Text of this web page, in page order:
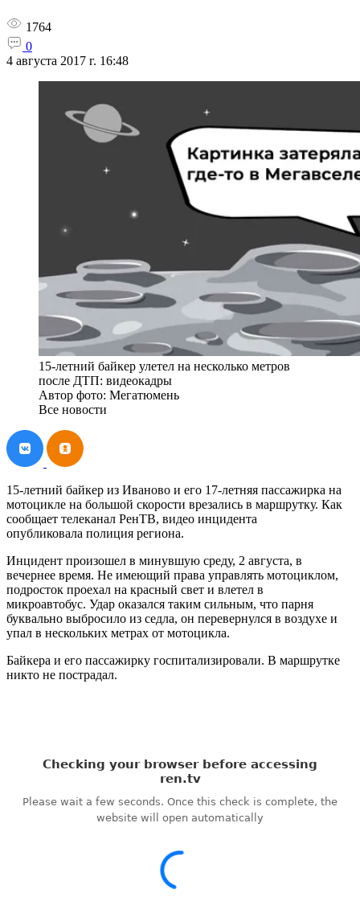
1764
0
4 августа 2017 г. 16:48
15-летний байкер улетел на несколько метров
после ДТП: видеокадры
Автор фото: Мегатюмень
Все новости
15-летний байкер из Иваново и его 17-летняя пассажирка на
мотоцикле на большой скорости врезались в маршрутку. Как
сообщает телеканал РенТВ, видео инцидента
опубликовала полиция региона.
Инцидент произошел в минувшую среду, 2 августа, в
вечернее время. Не имеющий права управлять мотоциклом,
подросток проехал на красный свет и влетел в
микроавтобус. Удар оказался таким сильным, что парня
буквально выбросило из седла, он перевернулся в воздухе и
упал в нескольких метрах от мотоцикла.
Байкера и его пассажирку госпитализировали. В маршрутке
никто не пострадал.